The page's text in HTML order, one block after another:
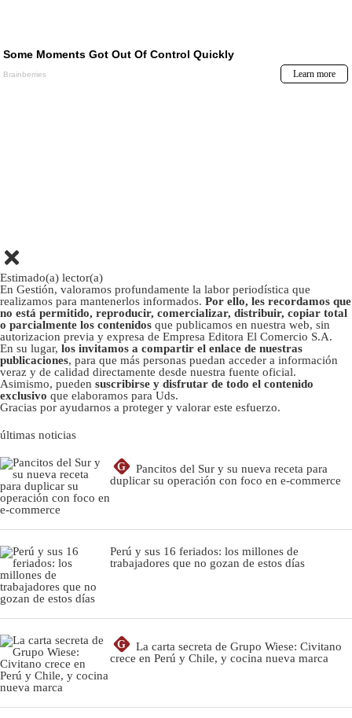
Estimado(a) lector(a)
En Gestión, valoramos profundamente la labor periodística que
realizamos para mantenerlos informados. Por ello, les recordamos que
no está permitido, reproducir, comercializar, distribuir, copiar total
o parcialmente los contenidos que publicamos en nuestra web, sin
autorizacion previa y expresa de Empresa Editora El Comercio S.A.
En su lugar, los invitamos a compartir el enlace de nuestras
publicaciones, para que más personas puedan acceder a información
veraz y de calidad directamente desde nuestra fuente oficial.
Asimismo, pueden suscribirse y disfrutar de todo el contenido
exclusivo que elaboramos para Uds.
Gracias por ayudarnos a proteger y valorar este esfuerzo.
últimas noticias
G
Pancitos del Sur y su nueva receta para
duplicar su operación con foco en e-commerce
Perú y sus 16 feriados: los millones de
trabajadores que no gozan de estos días
G
La carta secreta de Grupo Wiese: Civitano
crece en Perú y Chile, y cocina nueva marca